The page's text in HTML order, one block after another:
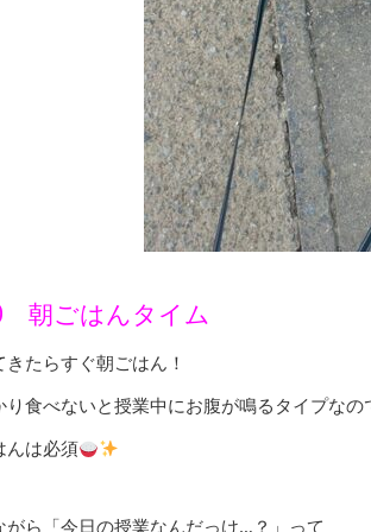
朝ごはんタイム
きたらすぐ朝ごはん！
り食べないと授業中にお腹が鳴るタイプなの
んは必須
がら「今日の授業なんだっけ…？」って